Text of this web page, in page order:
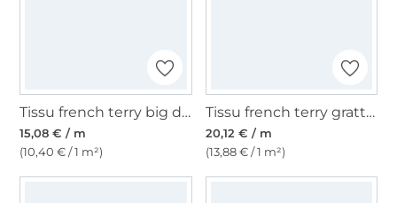
Tissu french terry big dots, lie de vin
15,08 € / m
(10,40 € / 1 m²)
Tissu french terry gratté Football, bleu foncé
20,12 € / m
(13,88 € / 1 m²)